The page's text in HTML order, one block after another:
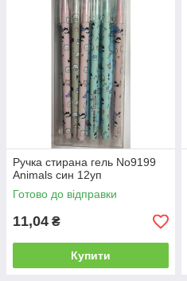
Ручка стирана гель No9199
Animals син 12уп
Готово до відправки
11,04 ₴
Купити